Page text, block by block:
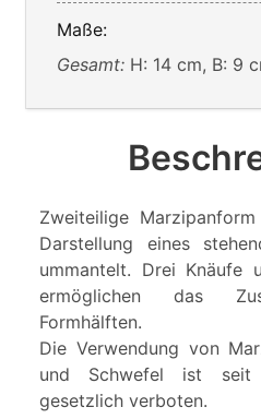
Maße:
Gesamt: H: 14 cm, B: 9
Zweiteilige
Darstellung eines
ummantelt. Drei Knäufe
ermöglichen das
Formhälften.
Die Verwendung von
und Schwefel ist seit
gesetzlich verboten.